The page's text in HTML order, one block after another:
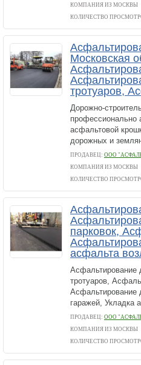
КОМПАНИЯ ИЗ МОСКВЫ
КОЛИЧЕСТВО
Московская
тротуаров,
Дорожно-
профессионально
асфальтовой
дорожных и
ПРОДАВЕЦ: ООО
КОМПАНИЯ ИЗ МОСКВЫ
КОЛИЧЕСТВО
парковок,
асфальта
Асфальтирование
тротуаров,
Асфальтирование
гаражей, Укладка
ПРОДАВЕЦ: ООО
КОМПАНИЯ ИЗ МОСКВЫ
КОЛИЧЕСТВО